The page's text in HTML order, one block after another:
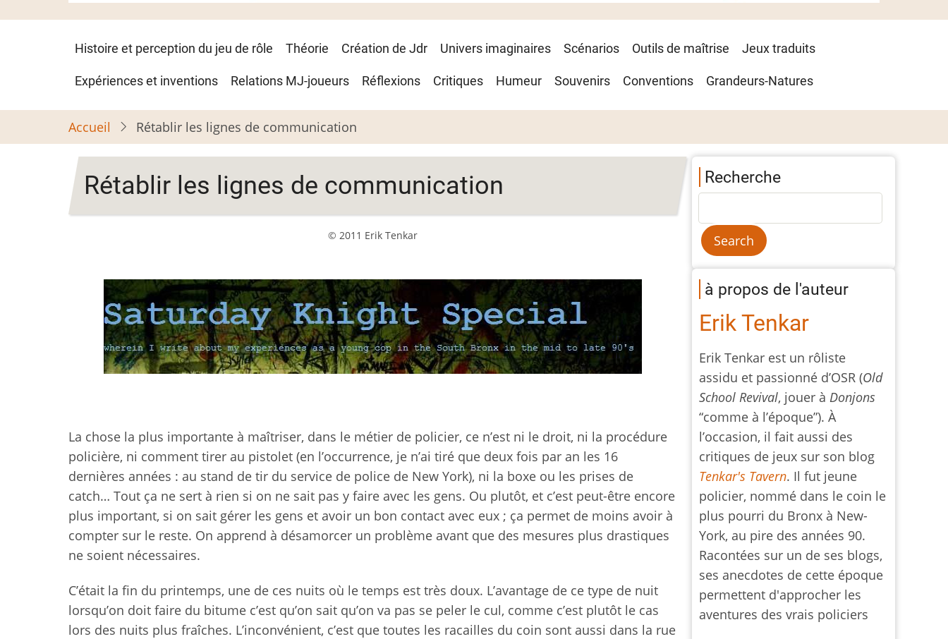
Navigation
principale
Histoire et perception du jeu de rôle Théorie Création de Jdr Univers imaginaires Scénarios Outils de maîtrise Jeux traduits
Expériences et inventions Relations MJ-joueurs Réflexions Critiques Humeur Souvenirs Conventions Grandeurs-Natures
Accueil Rétablir les lignes de communication
Rétablir les lignes de communication
© 2011 Erik Tenkar
La chose la plus importante à maîtriser, dans le métier de policier, ce n’est ni le droit, ni la procédure
policière, ni comment tirer au pistolet (en l’occurrence, je n’ai tiré que deux fois par an les 16
dernières années : au stand de tir du service de police de New York), ni la boxe ou les prises de
catch… Tout ça ne sert à rien si on ne sait pas y faire avec les gens. Ou plutôt, et c’est peut-être encore
plus important, si on sait gérer les gens et avoir un bon contact avec eux ; ça permet de moins avoir à
compter sur le reste. On apprend à désamorcer un problème avant que des mesures plus drastiques
ne soient nécessaires.
C’était la fin du printemps, une de ces nuits où le temps est très doux. L’avantage de ce type de nuit
lorsqu’on doit faire du bitume c’est qu’on sait qu’on va pas se peler le cul, comme c’est plutôt le cas
lors des nuits plus fraîches. L’inconvénient, c’est que toutes les racailles du coin sont aussi dans la rue
Recherche
à propos de l'auteur
Erik Tenkar
Erik Tenkar est un rôliste
assidu et passionné d’OSR (Old
School Revival, jouer àDonjons
“comme à l’époque”). À
l’occasion, il fait aussi des
critiques de jeux sur son blog
Tenkar's Tavern. Il fut jeune
policier, nommé dans le coin le
plus pourri du Bronx à New-
York, au pire des années 90.
Racontées sur un de ses blogs,
ses anecdotes de cette époque
permettent d'approcher les
aventures des vrais policiers